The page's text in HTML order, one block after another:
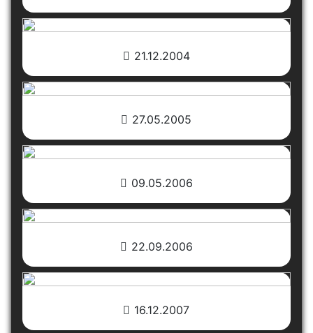
21.12.2004
27.05.2005
09.05.2006
22.09.2006
16.12.2007